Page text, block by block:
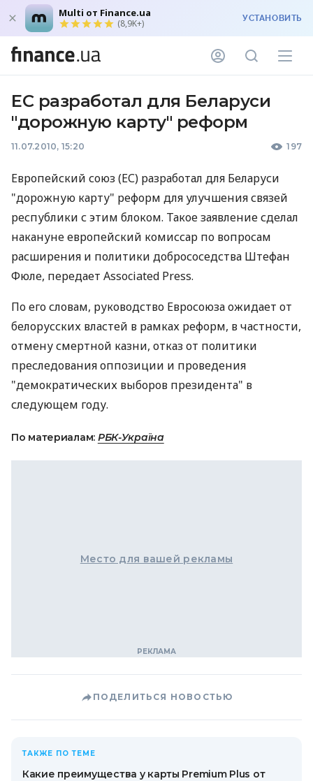
Multi от Finance.ua
(8,9K+) УСТАНОВИТЬ
ЕС разработал для Беларуси
"дорожную карту" реформ
11.07.2010, 15:20 197
Европейский союз (ЕС) разработал для Беларуси
"дорожную карту" реформ для улучшения связей
республики с этим блоком. Такое заявление сделал
накануне европейский комиссар по вопросам
расширения и политики добрососедства Штефан
Фюле, передает Associated Press.
По его словам, руководство Евросоюза ожидает от
белорусских властей в рамках реформ, в частности,
отмену смертной казни, отказ от политики
преследования оппозиции и проведения
"демократических выборов президента" в
следующем году.
По материалам: РБК-Україна
Место для вашей рекламы
ПОДЕЛИТЬСЯ НОВОСТЬЮ
ТАКЖЕ ПО ТЕМЕ
Какие преимущества у карты Premium Plus от